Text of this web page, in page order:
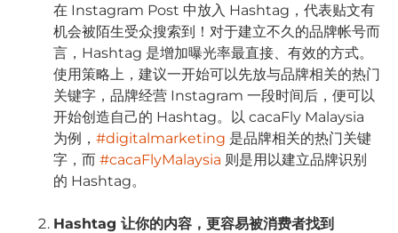
在 Instagram Post 中放入 Hashtag，代表贴文有
机会被陌生受众搜索到！对于建立不久的品牌帐号而
言，Hashtag 是增加曝光率最直接、有效的方式。
使用策略上，建议一开始可以先放与品牌相关的热门
关键字，品牌经营 Instagram 一段时间后，便可以
开始创造自己的 Hashtag。以 cacaFly Malaysia
为例， #digitalmarketing 是品牌相关的热门关键
字，而 #cacaFlyMalaysia 则是用以建立品牌识别
的 Hashtag。
Hashtag 让你的内容，更容易被消费者找到